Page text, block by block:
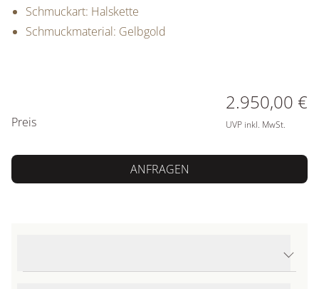
Schmuckart: Halskette
Schmuckmaterial: Gelbgold
Preis
2.950,00 €
UVP inkl. MwSt.
ANFRAGEN